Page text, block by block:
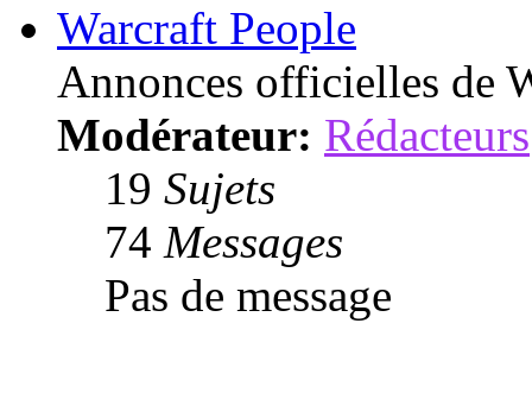
Warcraft People
Annonces officielles de
Modérateur: Rédacteurs
19 Sujets
74 Messages
Pas de message